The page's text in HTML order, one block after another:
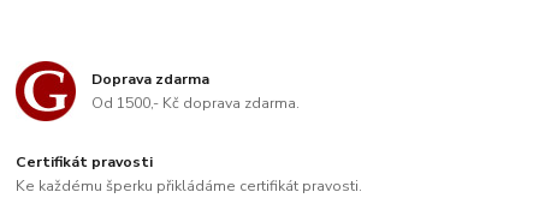
Doprava zdarma
Od 1500,- Kč doprava zdarma.
Certifikát pravosti
Ke každému šperku přikládáme certifikát pravosti.